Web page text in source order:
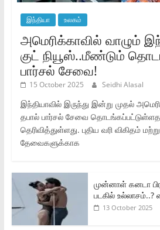
இந்தியா உலகம்
அமெரிக்காவில் வாழும்
குட் நியூஸ்..மீண்டும்
பார்சல் சேவை!
15 October 2025 Seidhi Alasal
இந்தியாவில் இருந்து இன்று முதல்
தபால் பார்சல் சேவை
தெரிவித்துள்ளது. புதிய வரி விகிதம்
தேவைகளுக்காக
முன்னாள் கனடா
படகில்
13 October 2025